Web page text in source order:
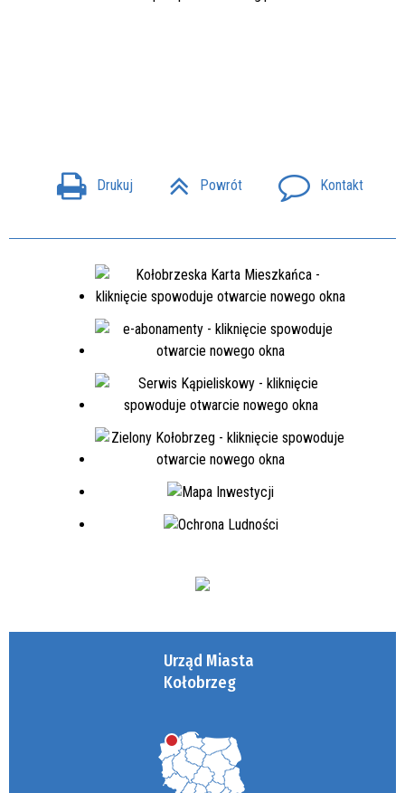
Drukuj Powrót Kontakt
Urząd Miasta
Kołobrzeg